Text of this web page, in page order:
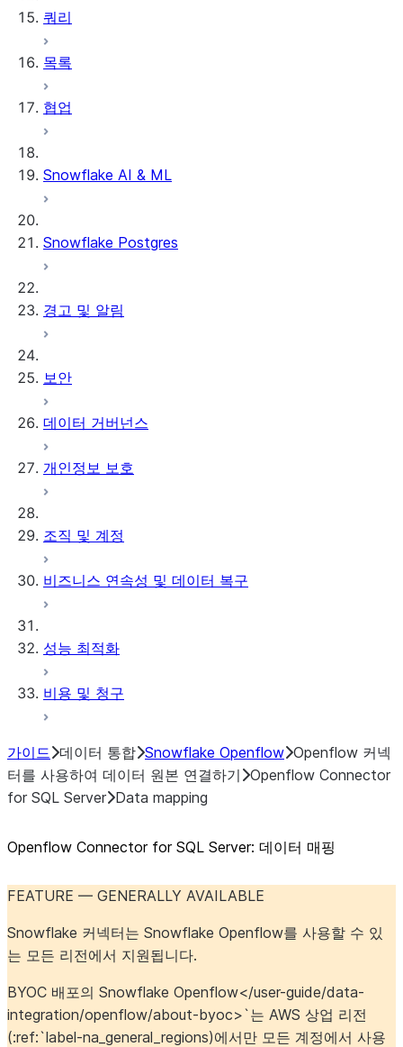
쿼리
목록
협업
Snowflake AI & ML
Snowflake Postgres
경고 및 알림
보안
데이터 거버넌스
개인정보 보호
조직 및 계정
비즈니스 연속성 및 데이터 복구
성능 최적화
비용 및 청구
가이드 데이터 통합 Snowflake Openflow Openflow 커넥
터를 사용하여 데이터 원본 연결하기 Openflow Connector
for SQL Server Data mapping
Openflow Connector for SQL Server: 데이터 매핑
FEATURE — GENERALLY AVAILABLE
Snowflake 커넥터는 Snowflake Openflow를 사용할 수 있
는 모든 리전에서 지원됩니다.
BYOC 배포의 Snowflake Openflow</user-guide/data-
integration/openflow/about-byoc>`는 AWS 상업 리전
(:ref:`label-na_general_regions)에서만 모든 계정에서 사용